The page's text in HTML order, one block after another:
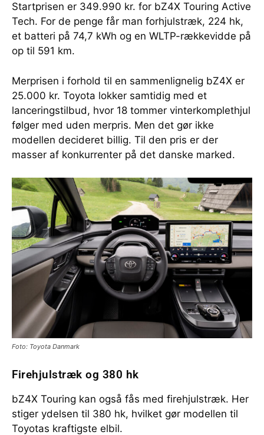
Startprisen er 349.990 kr. for bZ4X Touring Active
Tech. For de penge får man forhjulstræk, 224 hk,
et batteri på 74,7 kWh og en WLTP-rækkevidde på
op til 591 km.
Merprisen i forhold til en sammenlignelig bZ4X er
25.000 kr. Toyota lokker samtidig med et
lanceringstilbud, hvor 18 tommer vinterkomplethjul
følger med uden merpris. Men det gør ikke
modellen decideret billig. Til den pris er der
masser af konkurrenter på det danske marked.
Foto: Toyota Danmark
Firehjulstræk og 380 hk
bZ4X Touring kan også fås med firehjulstræk. Her
stiger ydelsen til 380 hk, hvilket gør modellen til
Toyotas kraftigste elbil.